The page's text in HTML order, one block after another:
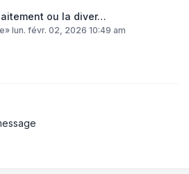
ou la diver…
» lun. févr. 02, 2026 10:49 am